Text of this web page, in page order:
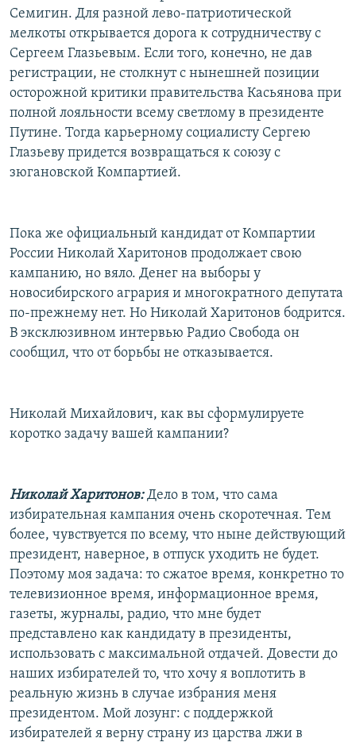
Семигин. Для разной лево-патриотической
мелкоты открывается дорога к сотрудничеству с
Сергеем Глазьевым. Если того, конечно, не дав
регистрации, не столкнут с нынешней позиции
осторожной критики правительства Касьянова при
полной лояльности всему светлому в президенте
Путине. Тогда карьерному социалисту Сергею
Глазьеву придется возвращаться к союзу с
зюгановской Компартией.
Пока же официальный кандидат от Компартии
России Николай Харитонов продолжает свою
кампанию, но вяло. Денег на выборы у
новосибирского агрария и многократного депутата
по-прежнему нет. Но Николай Харитонов бодрится.
В эксклюзивном интервью Радио Свобода он
сообщил, что от борьбы не отказывается.
Николай Михайлович, как вы сформулируете
коротко задачу вашей кампании?
Николай Харитонов:Дело в том, что сама
избирательная кампания очень скоротечная. Тем
более, чувствуется по всему, что ныне действующий
президент, наверное, в отпуск уходить не будет.
Поэтому моя задача: то сжатое время, конкретно то
телевизионное время, информационное время,
газеты, журналы, радио, что мне будет
представлено как кандидату в президенты,
использовать с максимальной отдачей. Довести до
наших избирателей то, что хочу я воплотить в
реальную жизнь в случае избрания меня
президентом. Мой лозунг: с поддержкой
избирателей я верну страну из царства лжи в